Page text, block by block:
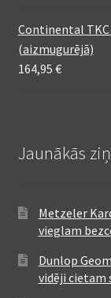
Continental TKC
(aizmugurējā)
164,95 €
Jaunākās
Metzeler
vieglam
Dunlop
vidēji cietam